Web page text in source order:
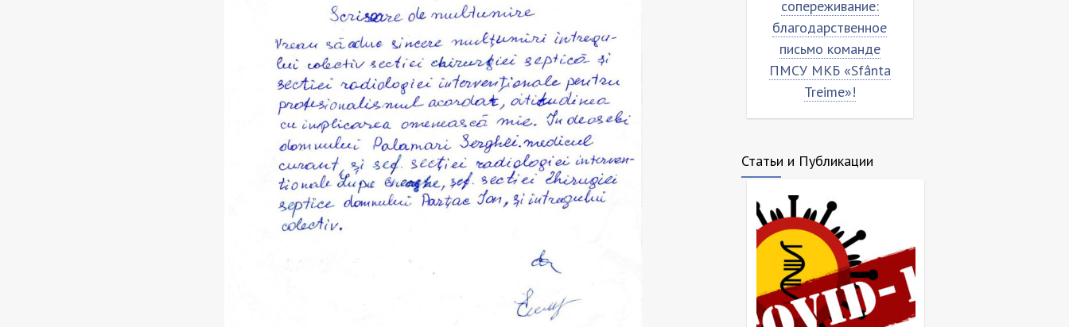
письмо команде
ПМСУ МКБ "Sfânta
Treime"
письмо команде
ПМСУ МКБ "Sfânta
Treime"
сопереживание:
благодарственное
письмо команде
ПМСУ МКБ «Sfânta
письмо команде МКБ
”Sfânta Treime”
Статьи и Публикации